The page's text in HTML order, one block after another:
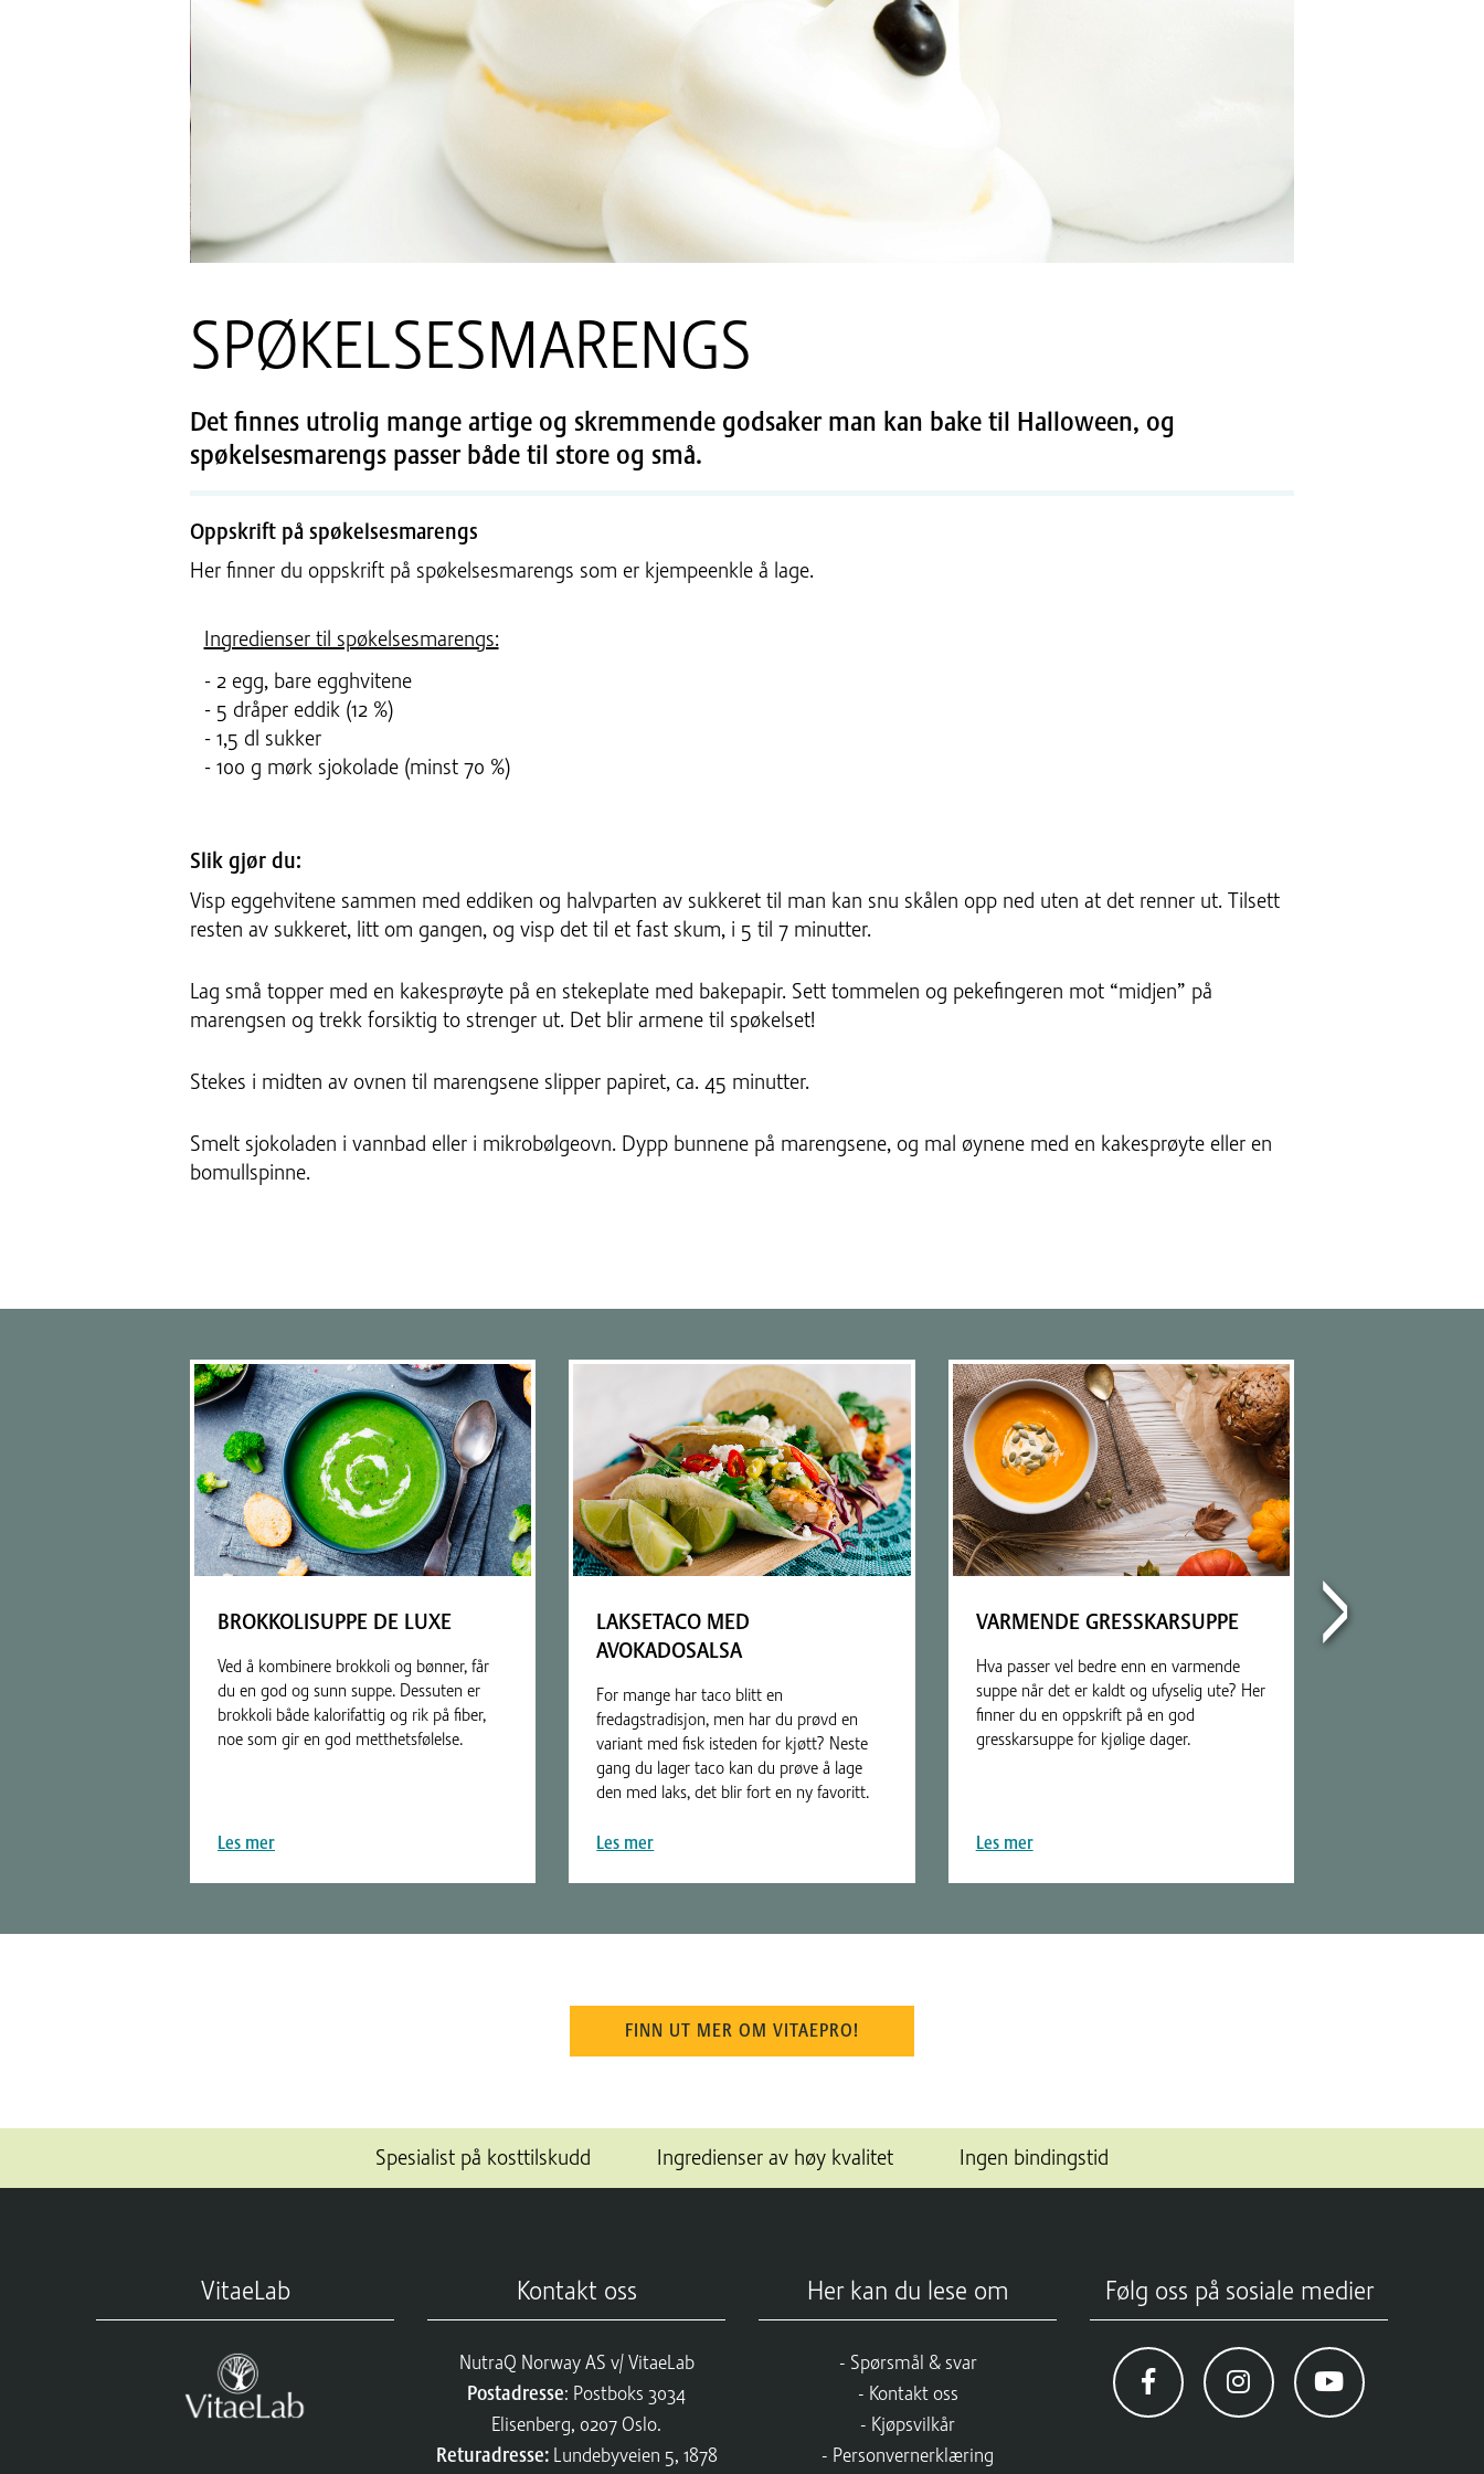
SPØKELSESMARENGS
Det finnes utrolig mange artige og skremmende godsaker man kan bake til Halloween, og
spøkelsesmarengs passer både til store og små.
Oppskrift på spøkelsesmarengs
Her finner du oppskrift på spøkelsesmarengs som er kjempeenkle å lage.
Ingredienser til spøkelsesmarengs:
- 2 egg, bare egghvitene
- 5 dråper eddik (12 %)
- 1,5 dl sukker
- 100 g mørk sjokolade (minst 70 %)
Slik gjør du:
Visp eggehvitene sammen med eddiken og halvparten av sukkeret til man kan snu skålen opp ned uten at det renner ut. Tilsett
resten av sukkeret, litt om gangen, og visp det til et fast skum, i 5 til 7 minutter.
Lag små topper med en kakesprøyte på en stekeplate med bakepapir. Sett tommelen og pekefingeren mot “midjen” på
marengsen og trekk forsiktig to strenger ut. Det blir armene til spøkelset!
Stekes i midten av ovnen til marengsene slipper papiret, ca. 45 minutter.
Smelt sjokoladen i vannbad eller i mikrobølgeovn. Dypp bunnene på marengsene, og mal øynene med en kakesprøyte eller en
bomullspinne.
BROKKOLISUPPE DE LUXE
Ved å kombinere brokkoli og bønner, får
du en god og sunn suppe. Dessuten er
brokkoli både kalorifattig og rik på fiber,
noe som gir en god metthetsfølelse.
Les mer
LAKSETACO MED
AVOKADOSALSA
For mange har taco blitt en
fredagstradisjon, men har du prøvd en
variant med fisk isteden for kjøtt? Neste
gang du lager taco kan du prøve å lage
den med laks, det blir fort en ny favoritt.
Les mer
VARMENDE GRESSKARSUPPE
Hva passer vel bedre enn en varmende
suppe når det er kaldt og ufyselig ute? Her
finner du en oppskrift på en god
gresskarsuppe for kjølige dager.
Les mer
FINN UT MER OM VITAEPRO!
Spesialist på kosttilskudd Ingredienser av høy kvalitet Ingen bindingstid
VitaeLab Kontakt oss
NutraQ Norway AS v/ VitaeLab
Postadresse: Postboks 3034
Elisenberg, 0207 Oslo.
Returadresse:Lundebyveien 5, 1878
Her kan du lese om
Spørsmål & svar
Kontakt oss
Kjøpsvilkår
Personvernerklæring
Følg oss på sosiale medier